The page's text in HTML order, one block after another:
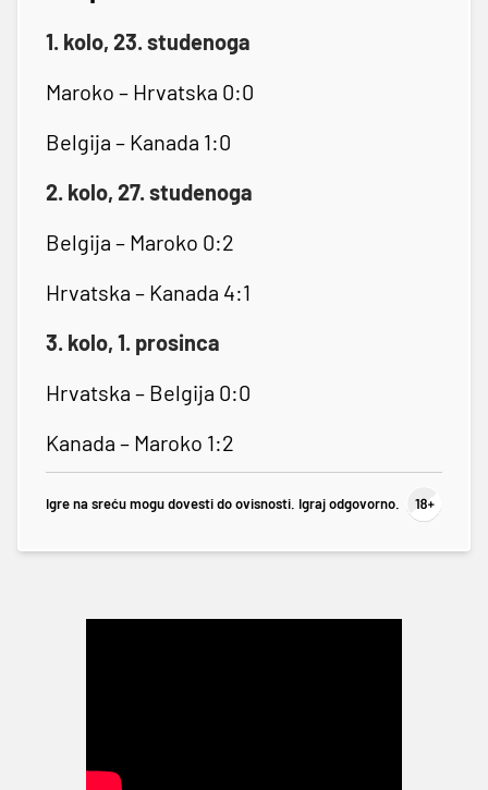
1. kolo, 23. studenoga
Maroko – Hrvatska 0:0
Belgija – Kanada 1:0
2. kolo, 27. studenoga
Belgija – Maroko 0:2
Hrvatska – Kanada 4:1
3. kolo, 1. prosinca
Hrvatska – Belgija 0:0
Kanada – Maroko 1:2
Igre na sreću mogu dovesti do ovisnosti. Igraj odgovorno.